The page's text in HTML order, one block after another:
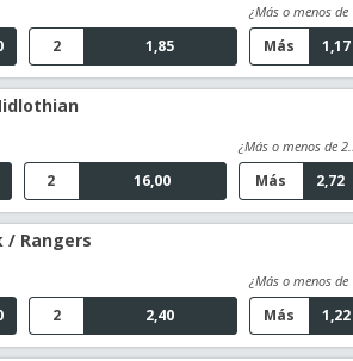
1,85
2
¿Más o menos de
1,17
Más
16,00
2
¿Más o menos de
2,72
Más
/ Rangers
2,40
2
¿Más o menos de
1,22
Más